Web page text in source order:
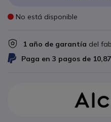
No está disponible
1 año de garantía del
Paga en 3 pagos de